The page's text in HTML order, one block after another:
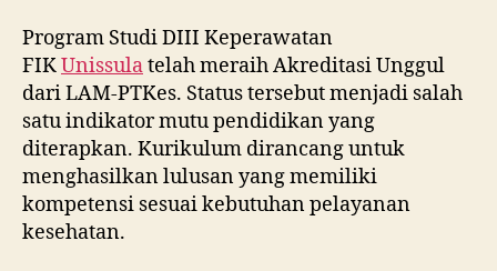
Program Studi DIII Keperawatan
FIKUnissulatelah meraih Akreditasi Unggul
dari LAM-PTKes. Status tersebut menjadi salah
satu indikator mutu pendidikan yang
diterapkan. Kurikulum dirancang untuk
menghasilkan lulusan yang memiliki
kompetensi sesuai kebutuhan pelayanan
kesehatan.